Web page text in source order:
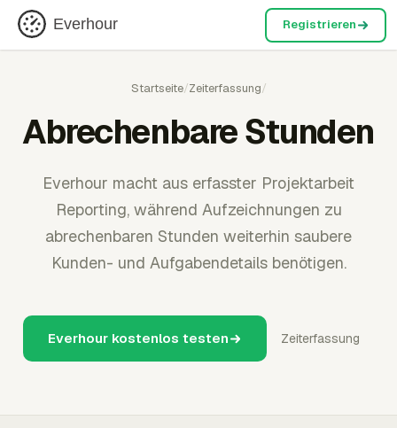
Everhour Registrieren
Startseite/Zeiterfassung/
Abrechenbare Stunden
Everhour macht aus erfasster Projektarbeit
Reporting, während Aufzeichnungen zu
abrechenbaren Stunden weiterhin saubere
Kunden- und Aufgabendetails benötigen.
Everhour kostenlos testen Zeiterfassung